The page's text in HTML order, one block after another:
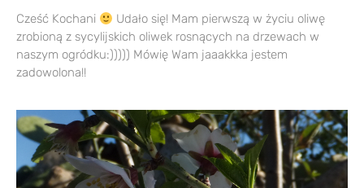
Cześć Kochani
Udało się! Mam pierwszą w życiu oliwę
zrobioną z sycylijskich oliwek rosnących na drzewach w
naszym ogródku:))))) Mówię Wam jaaakkka jestem
zadowolona!!